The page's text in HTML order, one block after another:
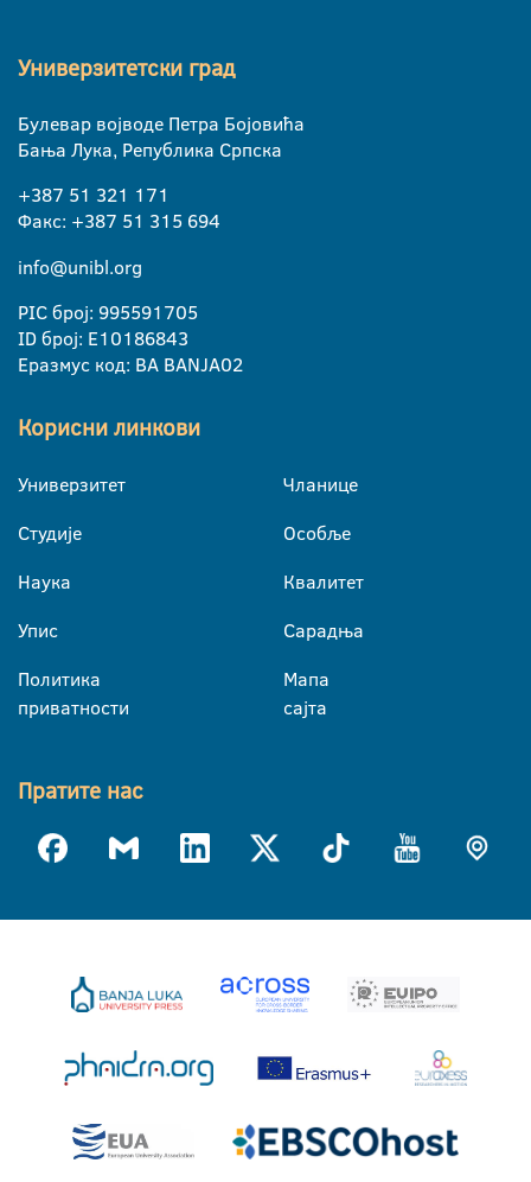
Универзитетски град
Булевар војводе Петра Бојовића
Бања Лука, Република Српска
+387 51 321 171
Факс: +387 51 315 694
info@unibl.org
PIC број: 995591705
ID број: E10186843
Еразмус код: BA BANJA02
Корисни линкови
Универзитет
Студије
Наука
Упис
Политика
приватности
Чланице
Особље
Квалитет
Сарадња
Мапа
сајта
Пратите нас